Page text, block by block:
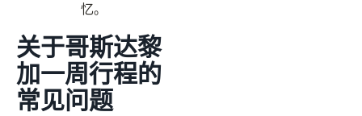
忆。
关于哥斯达黎
加一周行程的
常见问题